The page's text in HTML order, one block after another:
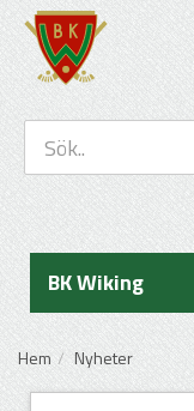
BK Wiking
Hem Nyheter